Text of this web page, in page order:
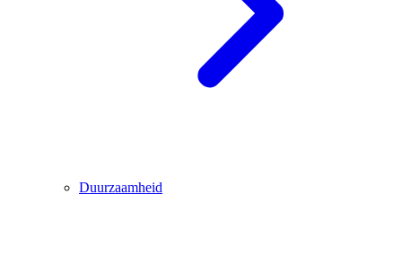
Duurzaamheid